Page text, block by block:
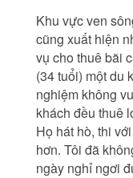
Khu vực ven
cũng xuất hiện
vụ cho thuê bãi
(34 tuổi) một du
nghiệm không
khách đều thuê
Họ hát hò, thi
hơn. Tôi đã
ngày nghỉ ngơi